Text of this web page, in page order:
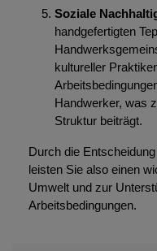
Soziale
handgefertigten
kultureller
Handwerker, was
Struktur beiträgt.
Durch die
leisten Sie also einen
Umwelt und zur
Arbeitsbedingungen.